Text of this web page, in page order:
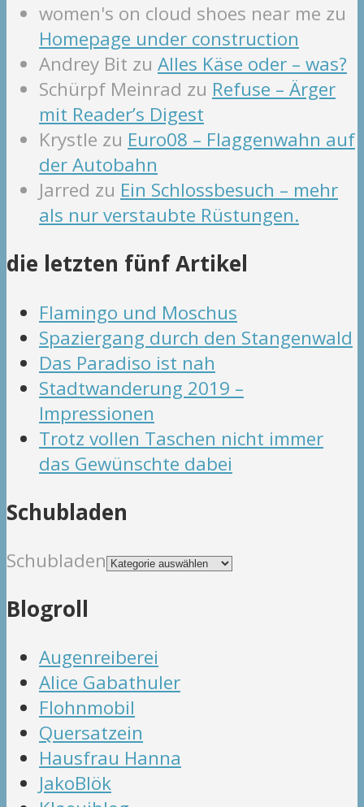
women's on cloud shoes near me zu
Homepage under construction
Andrey Bit zu Alles Käse oder – was?
Schürpf Meinrad zu Refuse – Ärger
mit Reader’s Digest
Krystle zu Euro08 – Flaggenwahn auf
der Autobahn
Jarred zu Ein Schlossbesuch – mehr
als nur verstaubte Rüstungen.
die letzten fünf Artikel
Flamingo und Moschus
Spaziergang durch den Stangenwald
Das Paradiso ist nah
Stadtwanderung 2019 –
Impressionen
Trotz vollen Taschen nicht immer
das Gewünschte dabei
Schubladen
Schubladen
Blogroll
Augenreiberei
Alice Gabathuler
Flohnmobil
Quersatzein
Hausfrau Hanna
JakoBlök